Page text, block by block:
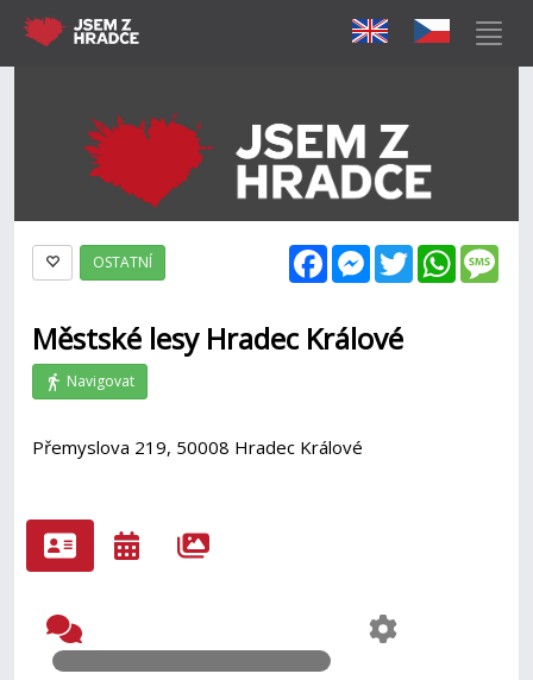
FacebookMessenger
Twitter
OSTATNÍ
Městské lesy Hradec Králové
Navigovat
Přemyslova 219, 50008 Hradec Králové